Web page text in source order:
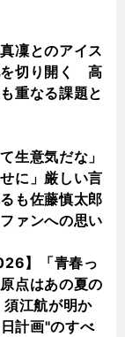
凜とのアイス
を切り開く 高
重なる課題と
生意気だな」
に」厳しい言
も佐藤慎太郎
ァンへの思い
】「青春っ
点はあの夏の
江航が明か
計画"のすべ